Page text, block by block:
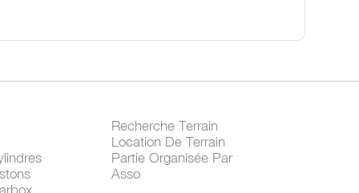
Recherche Terrain
Location De Terrain
Partie Organisée Par
Asso